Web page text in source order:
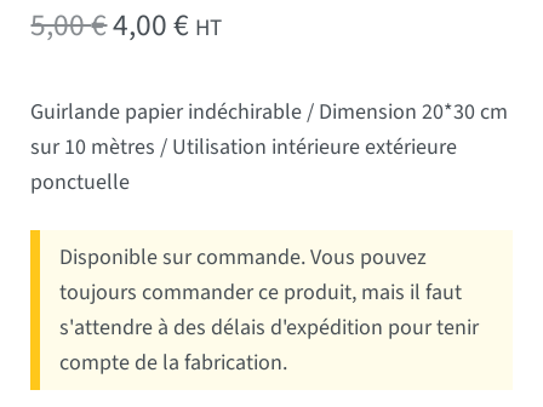
5,00€Le prix initial était : 5,00 €.
4,00€Le prix actuel est : 4,00 €.
HT
Guirlande papier indéchirable / Dimension 20*30 cm
sur 10 mètres / Utilisation intérieure extérieure
ponctuelle
Disponible sur commande. Vous pouvez
toujours commander ce produit, mais il faut
s'attendre à des délais d'expédition pour tenir
compte de la fabrication.